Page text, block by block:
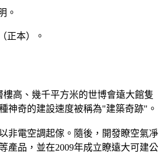
。
正本）。
高、幾千平方米的世博會遠大館隻
神奇的建設速度被稱為"建築奇跡"。
電空調起傢。隨後，開發瞭空氣凈
產品，並在2009年成立瞭遠大可建公